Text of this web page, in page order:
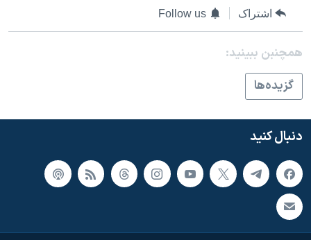
صفحه‌های ویژه
سفر پرزیدنت ترامپ به چین
اشتراک Follow us
همچنبن ببینید:
گزيده‌ها
دنبال کنید